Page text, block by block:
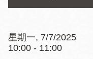
星期一, 7/7/2025
10:00 - 11:00